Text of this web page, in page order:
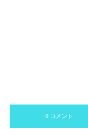
0 コメント